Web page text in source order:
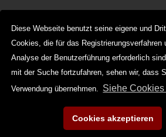
Diese Webseite benutzt seine eigene und
Cookies, die für das Registrierungsverfahren
Analyse der Benutzerführung erforderlich
mit der Suche fortzufahren, sehen wir, dass
Verwendung übernehmen. Siehe
Cookies akzeptieren
Diese Webseite benutzt seine eigene und
Cookies, die für das Registrierungsverfahren
Analyse der Benutzerführung erforderlich
mit der Suche fortzufahren, sehen wir, dass
Verwendung übernehmen. Siehe
Cookies akzeptieren
Die Bewertung unserer Kunden mit
von 5 Punkten.
Copyright © 2012 - 2026 |
Web Design |MAAG-